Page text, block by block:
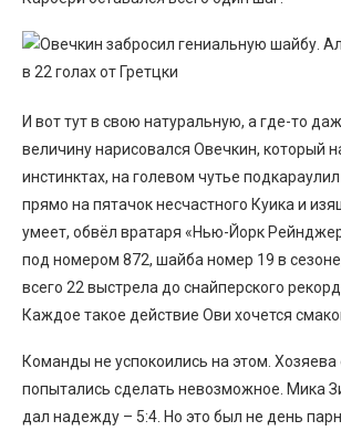
И вот тут в свою натуральную, а где-то
величину нарисовался Овечкин, который
инстинктах, на голевом чутье
прямо на пятачок несчастного Куика и
умеет, обвёл вратаря «Нью-Йорк
под номером 872, шайба номер 19 в
всего 22 выстрела до снайперского
Каждое такое действие Ови хочется
Команды не успокоились на этом.
попытались сделать невозможное. Мика
дал надежду – 5:4. Но это был не день